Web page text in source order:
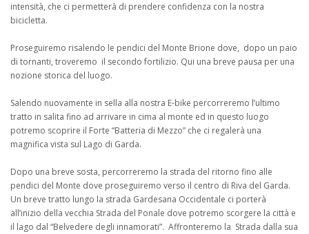
intensità, che ci permetterà di prendere confidenza con la nostra
bicicletta.
Proseguiremo risalendo le pendici del Monte Brione dove, dopo un paio
di tornanti, troveremo il secondo fortilizio. Qui una breve pausa per una
nozione storica del luogo.
Salendo nuovamente in sella alla nostra E-bike percorreremo l’ultimo
tratto in salita fino ad arrivare in cima al monte ed in questo luogo
potremo scoprire il Forte “Batteria di Mezzo” che ci regalerà una
magnifica vista sul Lago di Garda.
Dopo una breve sosta, percorreremo la strada del ritorno fino alle
pendici del Monte dove proseguiremo verso il centro di Riva del Garda.
Un breve tratto lungo la strada Gardesana Occidentale ci porterà
all’inizio della vecchia Strada del Ponale dove potremo scorgere la città e
il lago dal “Belvedere degli innamorati”. Affronteremo la Strada dalla sua